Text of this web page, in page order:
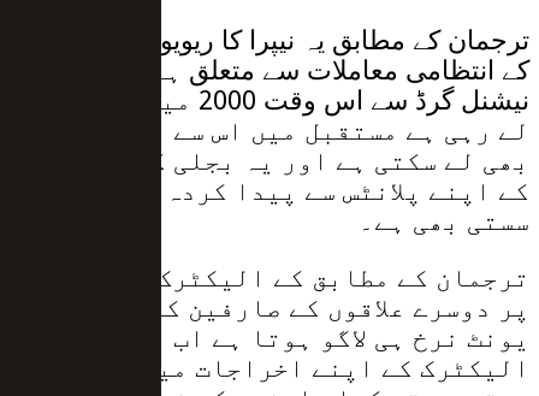
ترجمان کے مطابق یہ نیپرا کا ریویو کے الیکٹرک
کے انتظامی معاملات سے متعلق ہے کے الیکٹرک
نیشنل گرڈ سے اس وقت 2000 میگاواٹ بجلی
لے رہی ہے مستقبل میں اس سے زیادہ بجلی
بھی لے سکتی ہے اور یہ بجلی کے الیکٹرک
کے اپنے پلانٹس سے پیدا کردہ بجلی سے
سستی بھی ہے۔
ترجمان کے مطابق کے الیکٹرک کے صارفین
پر دوسرے علاقوں کے صارفین کے برابر فی
یونٹ نرخ ہی لاگو ہوتا ہے اب اگر کے
الیکٹرک کے اپنے اخراجات میں کوئی کمی